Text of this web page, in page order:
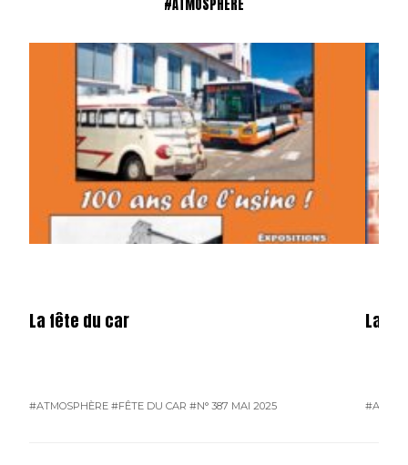
#ATMOSPHÈRE
La fête du car
#ATMOSPHÈRE #FÊTE DU CAR #N° 387 MAI 2025
La